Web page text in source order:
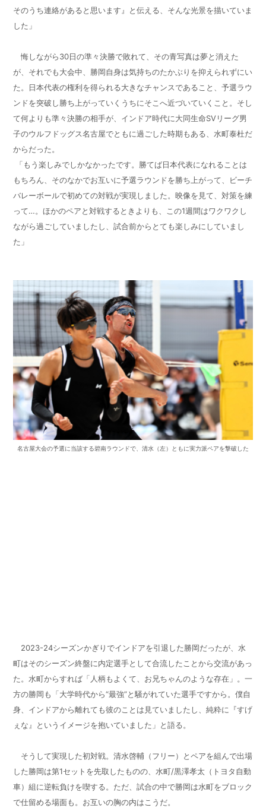
そのうち連絡があると思います』と伝える、そんな光景を描いていま
した」
悔しながら30日の準々決勝で敗れて、その青写真は夢と消えた
が、それでも大会中、勝岡自身は気持ちのたかぶりを抑えられずにい
た。日本代表の権利を得られる大きなチャンスであること、予選ラウ
ンドを突破し勝ち上がっていくうちにそこへ近づいていくこと。そし
て何よりも準々決勝の相手が、インドア時代に大同生命SVリーグ男
子のウルフドッグス名古屋でともに過ごした時期もある、水町泰杜だ
からだった。
「もう楽しみでしかなかったです。勝てば日本代表になれることは
もちろん、そのなかでお互いに予選ラウンドを勝ち上がって、ビーチ
バレーボールで初めての対戦が実現しました。映像を見て、対策を練
って…。ほかのペアと対戦するときよりも、この1週間はワクワクし
ながら過ごしていましたし、試合前からとても楽しみにしていまし
た」
名古屋大会の予選に当該する碧南ラウンドで、清水（左）ともに実力派ペアを撃破した
2023-24シーズンかぎりでインドアを引退した勝岡だったが、水
町はそのシーズン終盤に内定選手として合流したことから交流があっ
た。水町からすれば「人柄もよくて、お兄ちゃんのような存在」。一
方の勝岡も「大学時代から“最強”と騒がれていた選手ですから。僕自
身、インドアから離れても彼のことは見ていましたし、純粋に『すげ
ぇな』というイメージを抱いていました」と語る。
そうして実現した初対戦。清水啓輔（フリー）とペアを組んで出場
した勝岡は第1セットを先取したものの、水町/黒澤孝太（トヨタ自動
車）組に逆転負けを喫する。ただ、試合の中で勝岡は水町をブロック
で仕留める場面も。お互いの胸の内はこうだ。